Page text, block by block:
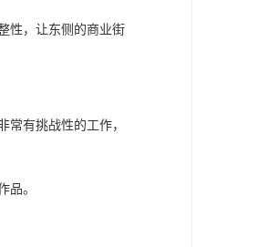
性，让东侧的商业街
有挑战性的工作，
品。